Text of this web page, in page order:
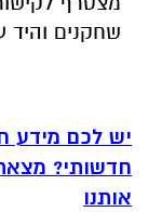
שחקנים והיד
יש לכם מידע
חדשותי?
אותנו